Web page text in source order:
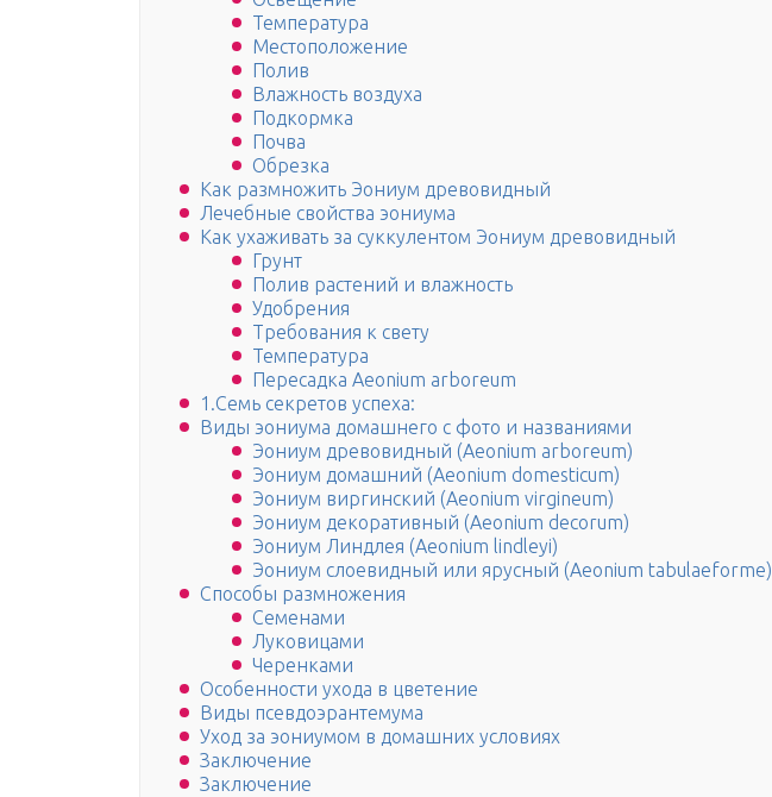
Температура
Местоположение
Полив
Влажность воздуха
Подкормка
Почва
Обрезка
Как размножить Эониум древовидный
Лечебные свойства эониума
Как ухаживать за суккулентом Эониум древовидный
Грунт
Полив растений и влажность
Удобрения
Требования к свету
Температура
Пересадка Aeonium arboreum
1.Семь секретов успеха:
Виды эониума домашнего с фото и названиями
Эониум древовидный (Aeonium arboreum)
Эониум домашний (Aeonium domesticum)
Эониум виргинский (Aeonium virgineum)
Эониум декоративный (Aeonium decorum)
Эониум Линдлея (Aeonium lindleyi)
Эониум слоевидный или ярусный (Аеоnium tabulaeforme)
Способы размножения
Семенами
Луковицами
Черенками
Особенности ухода в цветение
Виды псевдоэрантемума
Уход за эониумом в домашних условиях
Заключение
Заключение